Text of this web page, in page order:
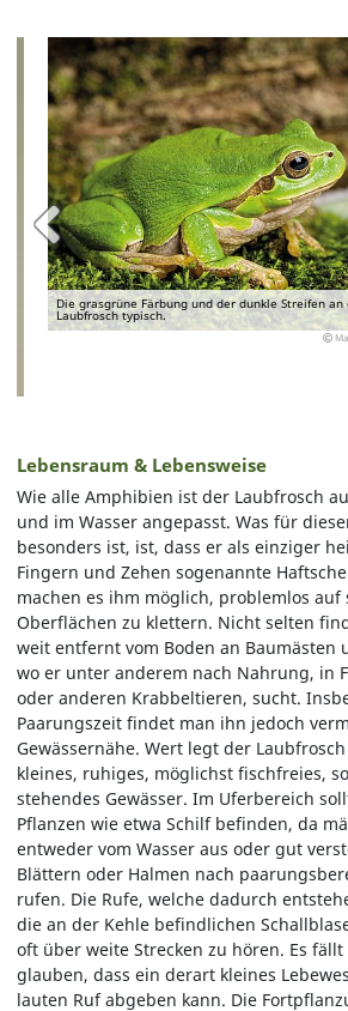
Die grasgrüne Färbung und der dunkle Streifen
Laubfrosch typisch.
Lebensraum & Lebensweise
Wie alle Amphibien ist der Laubfrosch
und im Wasser angepasst. Was für
besonders ist, ist, dass er als einziger
Fingern und Zehen sogenannte
machen es ihm möglich, problemlos auf
Oberflächen zu klettern. Nicht selten
weit entfernt vom Boden an Baumästen
wo er unter anderem nach Nahrung, in
oder anderen Krabbeltieren, sucht.
Paarungszeit findet man ihn jedoch
Gewässernähe. Wert legt der
kleines, ruhiges, möglichst fischfreies,
stehendes Gewässer. Im Uferbereich
Pflanzen wie etwa Schilf befinden, da
entweder vom Wasser aus oder gut
Blättern oder Halmen nach
rufen. Die Rufe, welche dadurch
die an der Kehle befindlichen
oft über weite Strecken zu hören. Es
glauben, dass ein derart kleines
lauten Ruf abgeben kann. Die